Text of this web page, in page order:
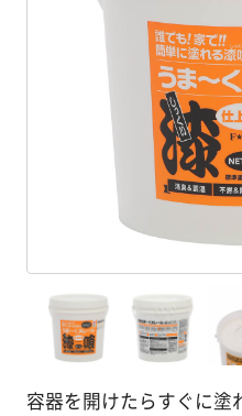
容器を開けたらすぐに塗